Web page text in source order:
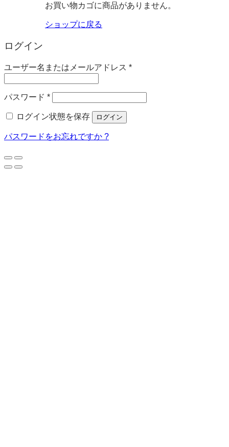
お買い物カゴに商品がありません。
ショップに戻る
ログイン
ユーザー名またはメールアドレス *必
パスワード *必
ログイン状態を保存
ログイン
パスワードをお忘れですか ?